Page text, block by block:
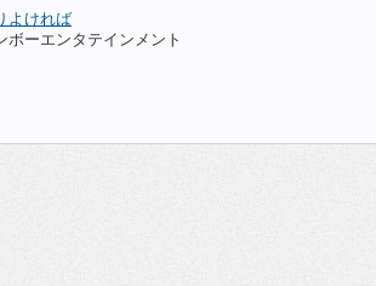
よければ
ボーエンタテインメント